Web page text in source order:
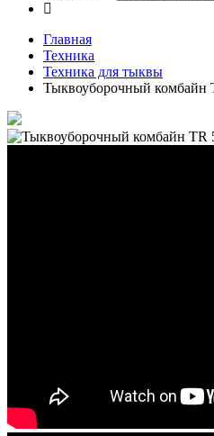
Главная
Техника
Техника для тыквы
Тыквоуборочный комбайн